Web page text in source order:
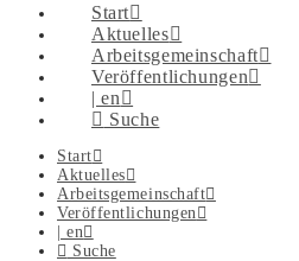
Start
Aktuelles
Arbeitsgemeinschaft
Veröffentlichungen
| en
Suche
Start
Aktuelles
Arbeitsgemeinschaft
Veröffentlichungen
| en
Suche